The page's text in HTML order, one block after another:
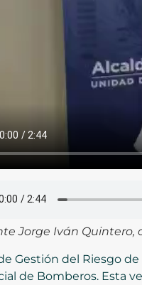
Jorge Iván
Gestión del Riesgo
de Bomberos. Esta